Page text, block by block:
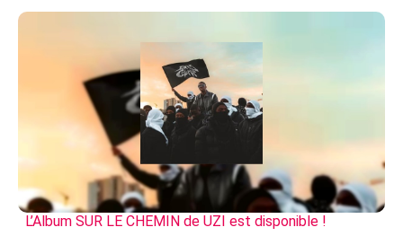
L’Album SUR LE CHEMIN de UZI est disponible !